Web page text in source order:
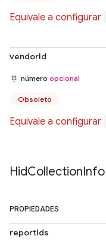
Equivale a configurar
vendorId
número opcional
Obsoleto
Equivale a configurar
HidCollectionInfo
PROPIEDADES
reportIds